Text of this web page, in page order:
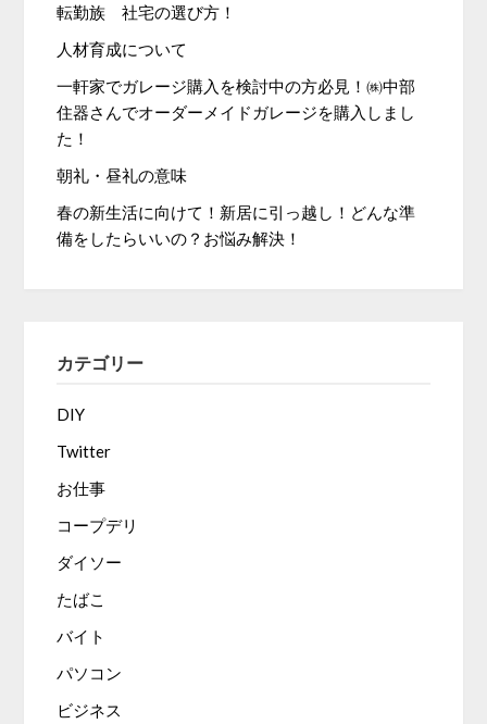
転勤族 社宅の選び方！
人材育成について
一軒家でガレージ購入を検討中の方必見！㈱中部
住器さんでオーダーメイドガレージを購入しまし
た！
朝礼・昼礼の意味
春の新生活に向けて！新居に引っ越し！どんな準
備をしたらいいの？お悩み解決！
カテゴリー
DIY
Twitter
お仕事
コープデリ
ダイソー
たばこ
バイト
パソコン
ビジネス